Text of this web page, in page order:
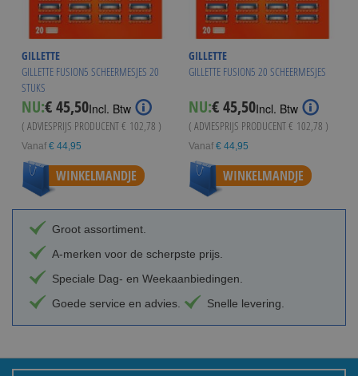
GILLETTE
GILLETTE FUSION5 SCHEERMESJES 20
STUKS
NU:€ 45,50Incl. Btw
( ADVIESPRIJS PRODUCENT€ 102,78 )
Vanaf € 44,95
WINKELMANDJE
GILLETTE
GILLETTE FUSION5 20 SCHEERMESJES
NU:€ 45,50Incl. Btw
( ADVIESPRIJS PRODUCENT€ 102,78 )
Vanaf € 44,95
WINKELMANDJE
Groot assortiment.
A-merken voor de scherpste prijs.
Speciale Dag- en Weekaanbiedingen.
Goede service en advies.
Snelle levering.